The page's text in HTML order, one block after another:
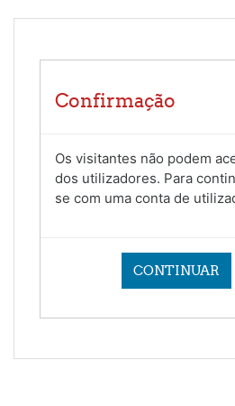
Confirmação
Os visitantes não podem
dos utilizadores. Para
se com uma conta de
CONTINUAR